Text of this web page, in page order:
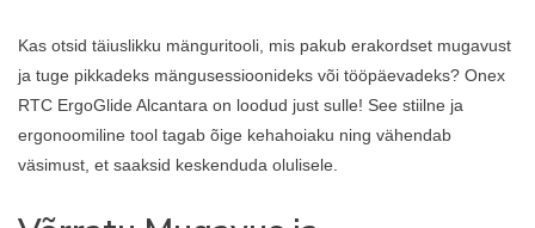
Kas otsid täiuslikku mänguritooli, mis pakub erakordset mugavust
ja tuge pikkadeks mängusessioonideks või tööpäevadeks? Onex
RTC ErgoGlide Alcantara on loodud just sulle! See stiilne ja
ergonoomiline tool tagab õige kehahoiaku ning vähendab
väsimust, et saaksid keskenduda olulisele.